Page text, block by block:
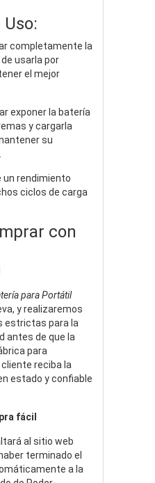
completamente la
usarla por
el mejor
exponer la batería
y cargarla
su
un rendimiento
ciclos de carga
con
para Portátil
y realizaremos
estrictas para la
antes de que la
para
reciba la
estado y confiable
fácil
al sitio web
terminado el
a la